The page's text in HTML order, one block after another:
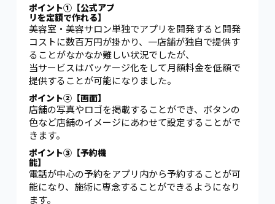
ポイント①【公式アプ
リを定額で作れる】
美容室・美容サロン単独でアプリを開発すると開発
コストに数百万円が掛かり、一店舗が独自で提供す
ることがなかなか難しい状況でしたが、
当サービスはパッケージ化をして月額料金を低額で
提供することが可能になりました。
ポイント②【画面】
店舗の写真やロゴを掲載することができ、ボタンの
色など店舗のイメージにあわせて設定することがで
きます。
ポイント③【予約機
能】
電話が中心の予約をアプリ内から予約することが可
能になり、施術に専念することができるようになり
ます。